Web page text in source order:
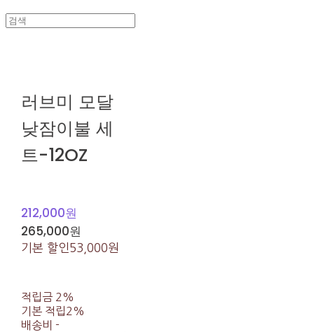
러브미 모달
낮잠이불 세
트-12OZ
212,000원
265,000원
기본 할인53,000원
적립금 2%
기본 적립2%
배송비 -